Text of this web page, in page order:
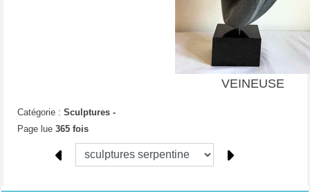
VEINEUSE
Catégorie : Sculptures -
Page lue 365 fois